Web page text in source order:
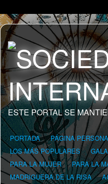
ESTE PORTAL SE
PORTADA PÁGINA
LOS MÁS POPULARES
PARA LA MUJER
PARA LA
MADRIGUERA DE LA RISA